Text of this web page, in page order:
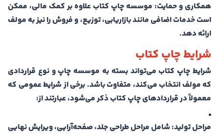
همکاری و حمایت: موسسه چاپ کتاب علاوه بر کمک مالی، ممکن
است خدمات اضافی مانند بازاریابی، توزیع، و فروش را نیز به مولف
ارائه دهد.
شرایط چاپ کتاب
شرایط چاپ کتاب می‌تواند بسته به موسسه چاپ و نوع قراردادی
که مولف انتخاب می‌کند، متفاوت باشد. برخی از شرایط عمومی که
معمولاً در قراردادهای چاپ کتاب ذکر می‌شود، عبارتند از:
مراحل تولید: شامل مراحل طراحی جلد، صفحه‌آرایی، ویرایش نهایی